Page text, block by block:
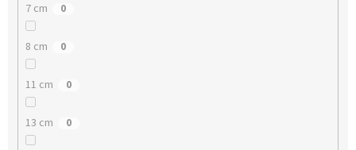
7 cm 0
8 cm 0
11 cm 0
13 cm 0